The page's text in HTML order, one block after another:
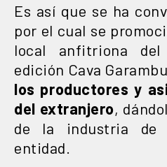
Es así que se ha
por el cual se
local anfitriona
edición Cava
los productores y
del extranjero,
de la industria de
entidad.